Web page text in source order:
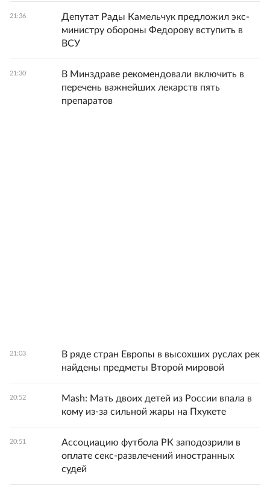
21:36
Депутат Рады Камельчук предложил экс-
министру обороны Федорову вступить в
ВСУ
21:30
В Минздраве рекомендовали включить в
перечень важнейших лекарств пять
препаратов
21:03
В ряде стран Европы в высохших руслах рек
найдены предметы Второй мировой
20:52
Mash: Мать двоих детей из России впала в
кому из-за сильной жары на Пхукете
20:51
Ассоциацию футбола РК заподозрили в
оплате секс-развлечений иностранных
судей